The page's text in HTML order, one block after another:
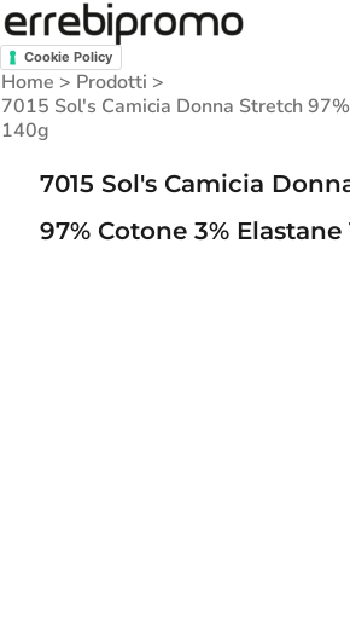
Cookie Policy
Home > Prodotti >
7015 Sol's Camicia Donna Stretch
140g
7015 Sol's Camicia
97% Cotone 3% Elastane